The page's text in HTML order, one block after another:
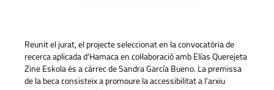
Reunit el jurat, el projecte seleccionat en la convocatòria de
recerca aplicada d'Hamaca en col·laboració amb Elías Querejeta
Zine Eskola és a càrrec de Sandra García Bueno. La premissa
de la beca consisteix a promoure la accessibilitat a l'arxiu